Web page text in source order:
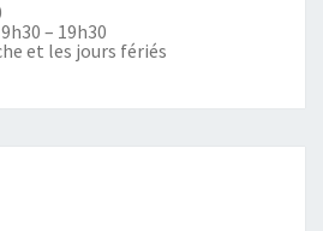
– 19h30
et les jours fériés